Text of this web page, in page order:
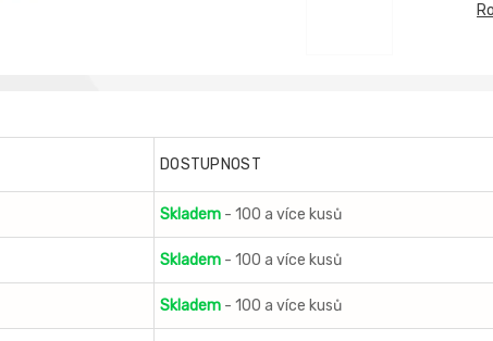
DOSTUPNOST
Skladem - 100 a více kusů
Skladem - 100 a více kusů
Skladem - 100 a více kusů